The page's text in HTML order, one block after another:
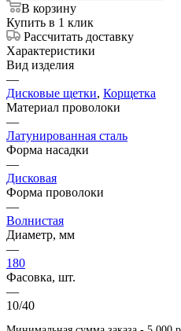
В корзину
Купить в 1 клик
Рассчитать доставку
Характеристики
Вид изделия
—
Дисковые щетки, Корщетка
Материал проволоки
—
Латунированная сталь
Форма насадки
—
Дисковая
Форма проволоки
—
Волнистая
Диаметр, мм
—
180
Фасовка, шт.
—
10/40